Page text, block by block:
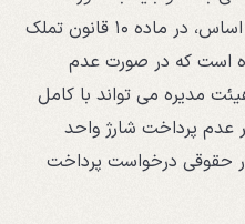
حقوقی آن را پیگیری کرد. بر این اساس، در ماده ۱۰ قانون تملک
است که در صورت عدم
مدیره می تواند با کامل
پرداخت شارژ واحد
درخواست پرداخت